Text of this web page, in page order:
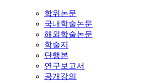
학위논문
국내학술논문
해외학술논문
학술지
단행본
연구보고서
공개강의